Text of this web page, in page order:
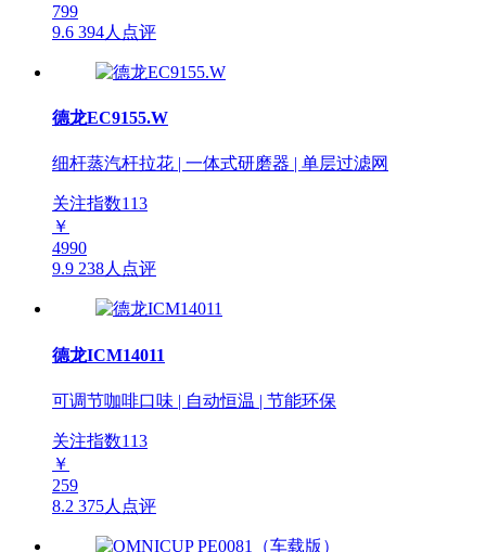
799
9.6 394人点评
德龙EC9155.W
细杆蒸汽杆拉花 | 一体式研磨器 | 单层过滤网
关注指数113
￥
4990
9.9 238人点评
德龙ICM14011
可调节咖啡口味 | 自动恒温 | 节能环保
关注指数113
￥
259
8.2 375人点评